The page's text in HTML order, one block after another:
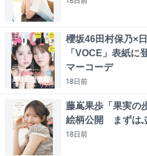
櫻坂46田村保乃×
「VOCE」表紙に
マーコーデ
18日前
藤嶌果歩「果実の
絵柄公開 まずは
18日前